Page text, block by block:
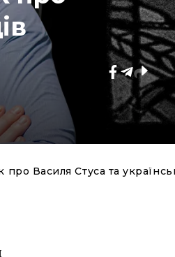
Василя Стуса та